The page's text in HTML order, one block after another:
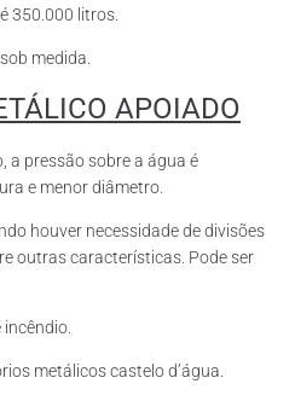
350.000 litros.
medida.
APOIADO
a pressão sobre a água é
e menor diâmetro.
houver necessidade de divisões
outras características. Pode ser
metálicos castelo d’água.